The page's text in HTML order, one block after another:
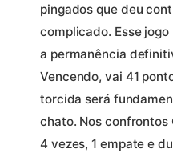
pingados que deu
complicado. Esse
a permanência
Vencendo, vai 41
torcida será
chato. Nos confrontos
4 vezes, 1 empate e